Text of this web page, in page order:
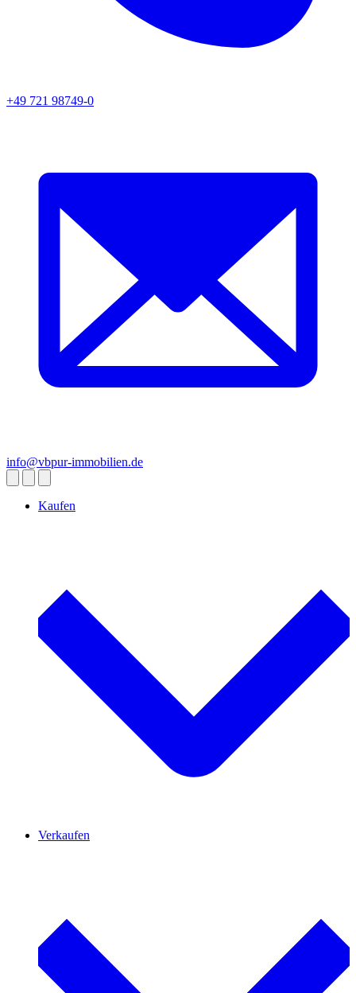
+49 721 98749-0
info@vbpur-immobilien.de
Kaufen
Verkaufen